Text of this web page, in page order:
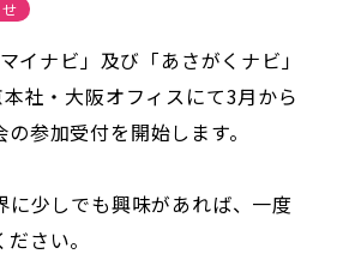
イナビ」及び「あさがくナビ」
社・大阪オフィスにて3月から
参加受付を開始します。
少しでも興味があれば、一度
さい。